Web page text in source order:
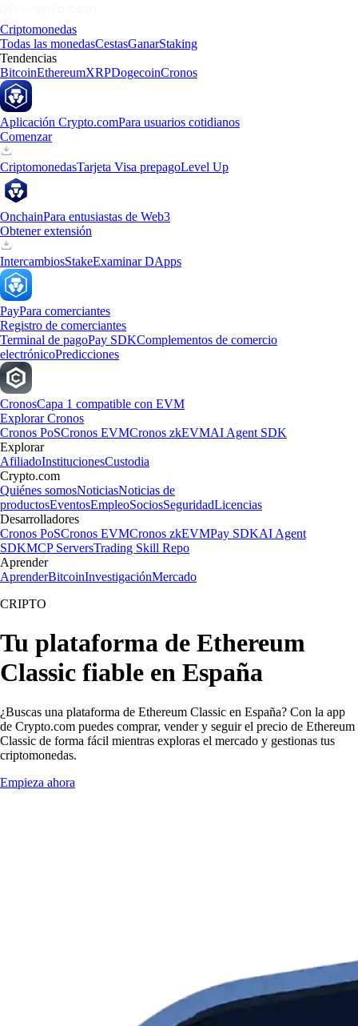
Criptomonedas
Todas las monedasCestasGanarStaking
Tendencias
BitcoinEthereumXRPDogecoinCronos
Aplicación Crypto.comPara usuarios cotidianos
Comenzar
CriptomonedasTarjeta Visa prepagoLevel Up
OnchainPara entusiastas de Web3
Obtener extensión
IntercambiosStakeExaminar DApps
PayPara comerciantes
Registro de comerciantes
Terminal de pagoPay SDKComplementos de comercio
electrónicoPredicciones
CronosCapa 1 compatible con EVM
Explorar Cronos
Cronos PoSCronos EVMCronos zkEVMAI Agent SDK
Explorar
AfiliadoInstitucionesCustodia
Crypto.com
Quiénes somosNoticiasNoticias de
productosEventosEmpleoSociosSeguridadLicencias
Desarrolladores
Cronos PoSCronos EVMCronos zkEVMPay SDKAI Agent
SDKMCP ServersTrading Skill Repo
Aprender
AprenderBitcoinInvestigaciónMercado
CRIPTO
Tu plataforma de Ethereum
Classic fiable en España
¿Buscas una plataforma de Ethereum Classic en España? Con la app
de Crypto.com puedes comprar, vender y seguir el precio de Ethereum
Classic de forma fácil mientras exploras el mercado y gestionas tus
criptomonedas.
Empieza ahora